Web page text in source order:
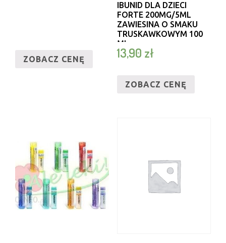
ZOBACZ CENĘ
IBUNID DLA DZIECI
FORTE 200MG/5ML
ZAWIESINA O SMAKU
TRUSKAWKOWYM 100
ML
13,90 zł
ZOBACZ CENĘ